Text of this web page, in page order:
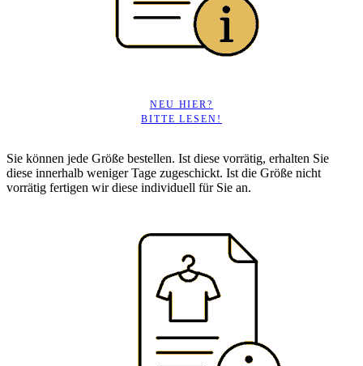
NEU HIER?
BITTE LESEN!
Sie können jede Größe bestellen. Ist diese vorrätig, erhalten Sie
diese innerhalb weniger Tage zugeschickt. Ist die Größe nicht
vorrätig fertigen wir diese individuell für Sie an.